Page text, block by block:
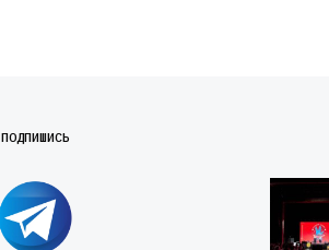
ПОДПИШИСЬ